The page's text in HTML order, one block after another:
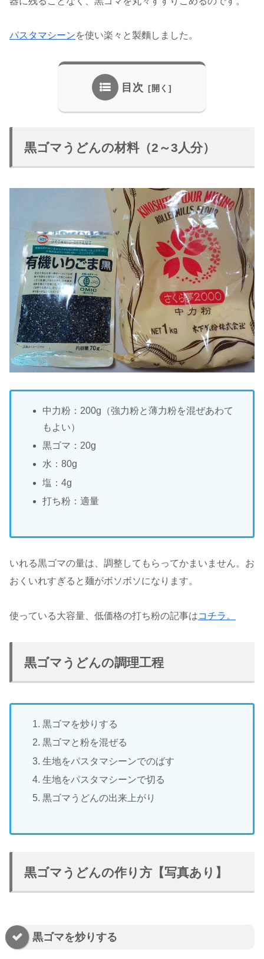
パスタマシーンを使い楽々と製麵しました。
目次
黒ゴマうどんの材料（2～3人分）
中力粉：200g（強力粉と薄力粉を混ぜあわて
もよい）
黒ゴマ：20g
水：80g
塩：4g
打ち粉：適量
いれる黒ゴマの量は、調整してもらってかまいません。お
おくいれすぎると麺がボソボソになります。
使っている大容量、低価格の打ち粉の記事はコチラ。
黒ゴマうどんの調理工程
黒ゴマを炒りする
黒ゴマと粉を混ぜる
生地をパスタマシーンでのばす
生地をパスタマシーンで切る
黒ゴマうどんの出来上がり
黒ゴマうどんの作り方【写真あり】
黒ゴマを炒りする